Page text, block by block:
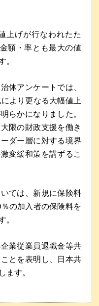
上げが行なわれたた
額・率とも最大の値
。
体アンケートでは、
より更なる大幅値上
らかになりました。
限の財政支援を働き
ダー層に対する境界
変緩和策を講ずるこ
ては、新規に保険料
の加入者の保険料を
。
業従業員退職金等共
とを表明し、日本共
ます。